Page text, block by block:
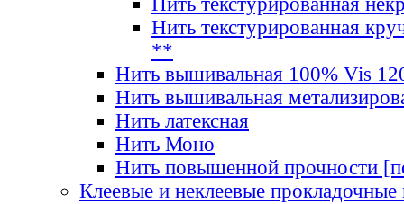
Нить текстурированная
**
Нить вышивальная 100% Vis
Нить вышивальная
Нить латексная
Нить Моно
Нить повышенной прочности
Клеевые и неклеевые прокладочные